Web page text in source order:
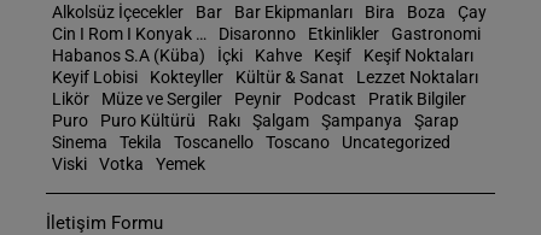
Alkolsüz İçecekler Bar Bar Ekipmanları Bira Boza
Çay
Cin I Rom I Konyak …
Disaronno Etkinlikler
Gastronomi
Habanos S.A (Küba)
İçki Kahve Keşif
Keşif Noktaları
Keyif Lobisi
Kokteyller Kültür & Sanat
Lezzet Noktaları
Likör
Müze ve Sergiler Peynir Podcast
Pratik Bilgiler
Puro
Puro Kültürü Rakı Şalgam Şampanya
Şarap
Sinema
Tekila Toscanello Toscano
Uncategorized
Viski
Votka Yemek
İletişim Formu